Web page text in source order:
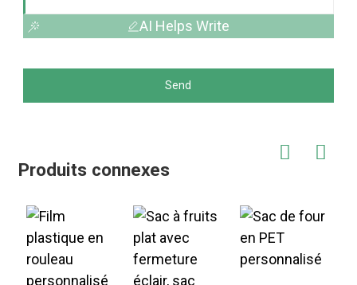
AI Helps Write
Send
Produits connexes